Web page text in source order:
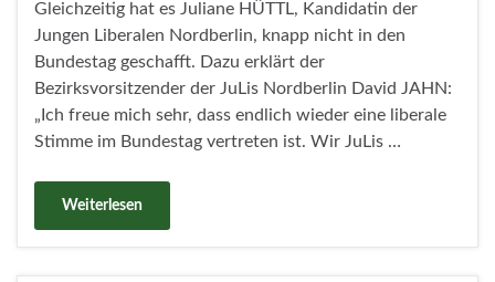
Gleichzeitig hat es Juliane HÜTTL, Kandidatin der
Jungen Liberalen Nordberlin, knapp nicht in den
Bundestag geschafft. Dazu erklärt der
Bezirksvorsitzender der JuLis Nordberlin David JAHN:
„Ich freue mich sehr, dass endlich wieder eine liberale
Stimme im Bundestag vertreten ist. Wir JuLis …
Weiterlesen